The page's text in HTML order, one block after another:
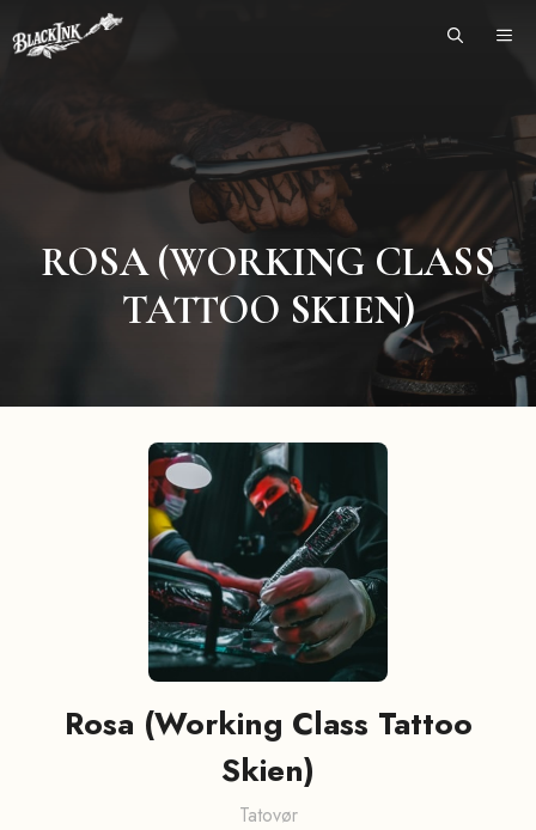
to
ROSA (WORKING CLASS
TATTOO SKIEN)
Rosa (Working Class Tattoo
Skien)
Tatovør